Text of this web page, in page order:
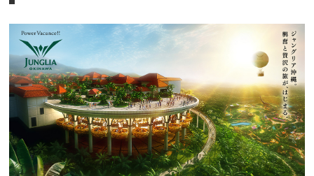
「斎場御嶽」(南城市)
沖縄の地底に広がる神秘的な鍾乳
洞「玉泉洞」(南城市)
鍾乳洞が崩れてできた太古の谷
「ガンガラーの谷」(南城市)
那覇空港から約10分で到着するリ
ゾート「瀬長島ウミカジテラス」